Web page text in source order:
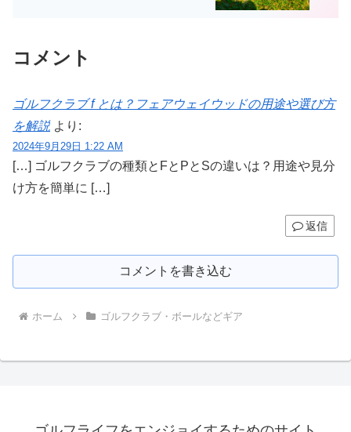
コメント
ゴルフクラブ f とは？フェアウェイウッドの用途や選び方
を解説 より:
2024年9月29日 1:22 AM
[…] ゴルフクラブの種類とFとPとSの違いは？用途や見分
け方を簡単に […]
返信
コメントを書き込む
ホーム ゴルフクラブ・ボールなどギア